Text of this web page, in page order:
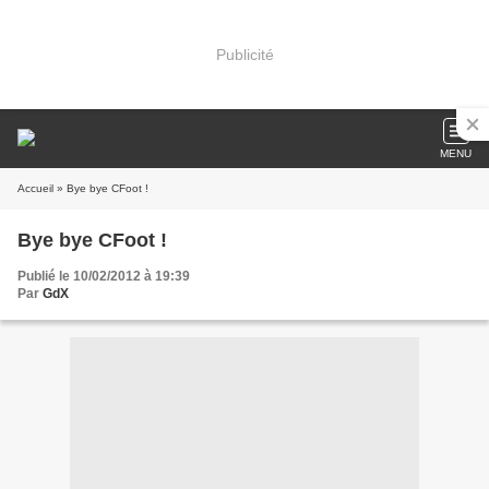
Publicité
MENU
Accueil » Bye bye CFoot !
Bye bye CFoot !
Publié le 10/02/2012 à 19:39
Par GdX